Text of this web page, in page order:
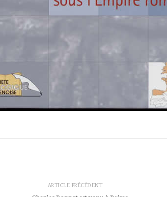
ARTICLE PRÉCÉDENT